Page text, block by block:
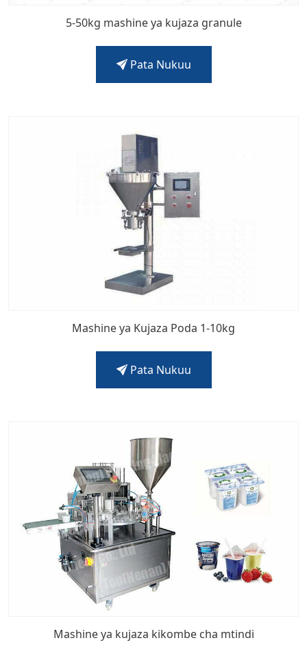
5-50kg mashine ya kujaza granule
Pata Nukuu
Mashine ya Kujaza Poda 1-10kg
Pata Nukuu
Mashine ya kujaza kikombe cha mtindi